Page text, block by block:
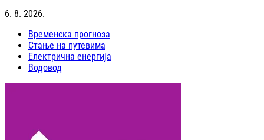
6. 8. 2026.
Временска прогноза
Стање на путевима
Електрична енергија
Водовод